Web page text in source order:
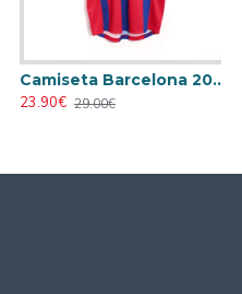
Camiseta Barcelona 2004/05 Local Retro Azul/Rojo
23.90€ 29.00€